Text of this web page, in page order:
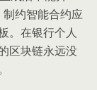
约智能合约应
。在银行个人
区块链永远没